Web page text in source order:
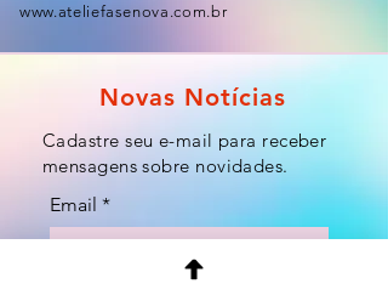
www.ateliefasenova.com.br
Novas Notícias
Cadastre seu e-mail para receber
mensagens sobre novidades.
Email